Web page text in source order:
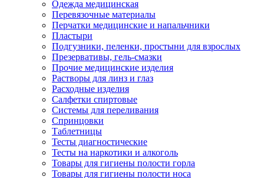
Одежда медицинская
Перевязочные материалы
Перчатки медицинские и напальчники
Пластыри
Подгузники, пеленки, простыни для взрослых
Презервативы, гель-смазки
Прочие медицинские изделия
Растворы для линз и глаз
Расходные изделия
Салфетки спиртовые
Системы для переливания
Спринцовки
Таблетницы
Тесты диагностические
Тесты на наркотики и алкоголь
Товары для гигиены полости горла
Товары для гигиены полости носа